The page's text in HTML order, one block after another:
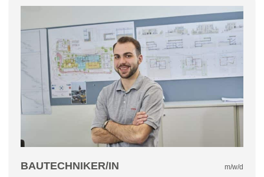
BAUTECHNIKER/IN m/w/d